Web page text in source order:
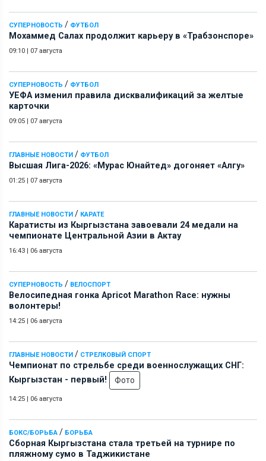
СУПЕРНОВОСТЬ / ФУТБОЛ
Мохаммед Салах продолжит карьеру в «Трабзонспоре»
09:10 | 07 августа
СУПЕРНОВОСТЬ / ФУТБОЛ
УЕФА изменил правила дисквалификаций за желтые
карточки
09:05 | 07 августа
ГЛАВНЫЕ НОВОСТИ / ФУТБОЛ
Высшая Лига-2026: «Мурас Юнайтед» догоняет «Алгу»
01:25 | 07 августа
ГЛАВНЫЕ НОВОСТИ / КАРАТЕ
Каратисты из Кыргызстана завоевали 24 медали на
чемпионате Центральной Азии в Актау
16:43 | 06 августа
СУПЕРНОВОСТЬ / ВЕЛОСПОРТ
Велосипедная гонка Apricot Marathon Race: нужны
волонтеры!
14:25 | 06 августа
ГЛАВНЫЕ НОВОСТИ / СТРЕЛКОВЫЙ СПОРТ
Чемпионат по стрельбе среди военнослужащих СНГ:
Кыргызстан - первый!
Фото
14:25 | 06 августа
БОКС/БОРЬБА / БОРЬБА
Сборная Кыргызстана стала третьей на турнире по
пляжному сумо в Таджикистане